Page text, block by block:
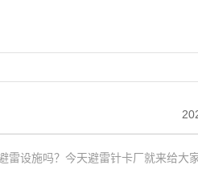
雷设施吗？今天避雷针卡厂就来给大